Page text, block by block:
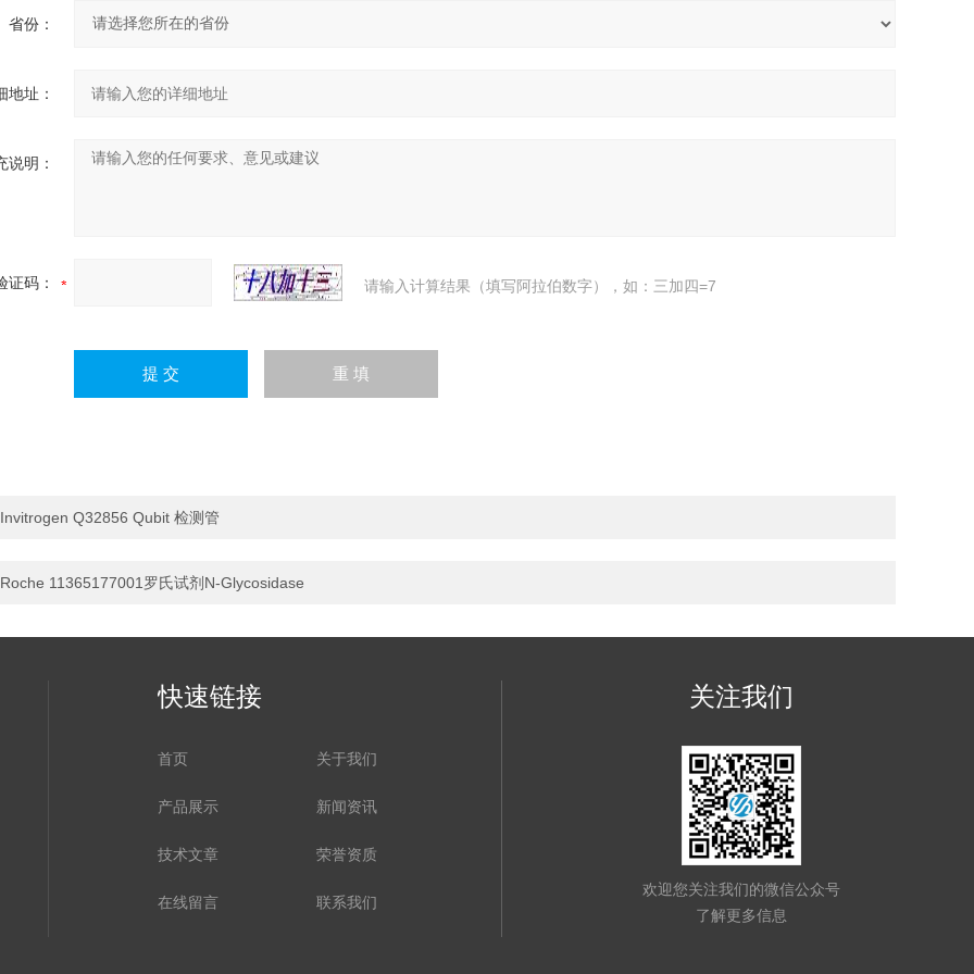
省份：
地址：
说明：
证码： 请输入计算结果（填写阿拉伯数字），如：三加四=7
Invitrogen Q32856 Qubit 检测管
Roche 11365177001罗氏试剂N-Glycosidase
快速链接
首页 关于我们
产品展示 新闻资讯
技术文章 荣誉资质
在线留言 联系我们
关注我们
欢迎您关注我们的微信公众号
了解更多信息